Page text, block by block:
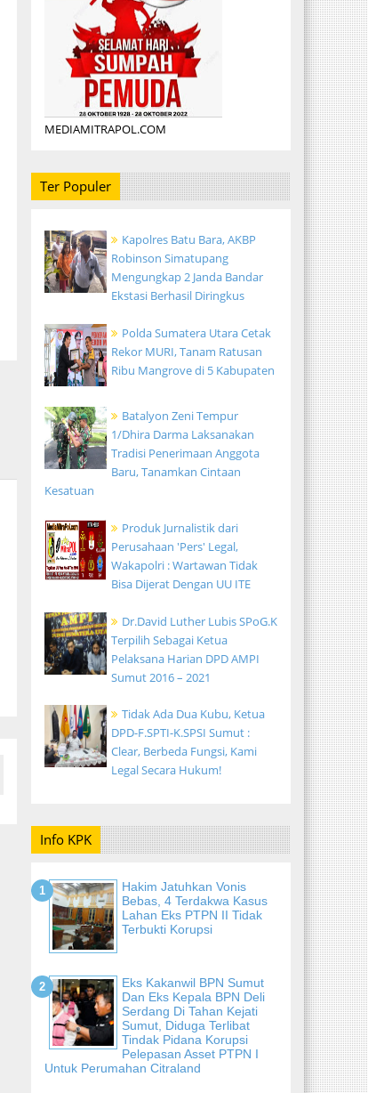
MEDIAMITRAPOL.COM
Ter Populer
Kapolres Batu Bara, AKBP
Robinson Simatupang
Mengungkap 2 Janda Bandar
Ekstasi Berhasil Diringkus
Polda Sumatera Utara Cetak
Rekor MURI, Tanam Ratusan
Ribu Mangrove di 5 Kabupaten
Batalyon Zeni Tempur
1/Dhira Darma Laksanakan
Tradisi Penerimaan Anggota
Baru, Tanamkan Cintaan
Kesatuan
Produk Jurnalistik dari
Perusahaan 'Pers' Legal,
Wakapolri : Wartawan Tidak
Bisa Dijerat Dengan UU ITE
Dr.David Luther Lubis SPoG.K
Terpilih Sebagai Ketua
Pelaksana Harian DPD AMPI
Sumut 2016 – 2021
Tidak Ada Dua Kubu, Ketua
DPD-F.SPTI-K.SPSI Sumut :
Clear, Berbeda Fungsi, Kami
Legal Secara Hukum!
Info KPK
Hakim Jatuhkan Vonis
Bebas, 4 Terdakwa Kasus
Lahan Eks PTPN II Tidak
Terbukti Korupsi
Eks Kakanwil BPN Sumut
Dan Eks Kepala BPN Deli
Serdang Di Tahan Kejati
Sumut, Diduga Terlibat
Tindak Pidana Korupsi
Pelepasan Asset PTPN I
Untuk Perumahan Citraland